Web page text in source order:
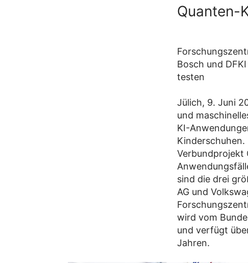
Quanten-
Bosch und
testen
Jülich, 9. Juni
und
KI-
Verbundprojekt
sind die drei
AG und
wird vom
und verfügt
Jahren.